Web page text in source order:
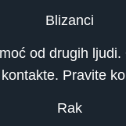
Blizanci
od drugih ljudi.
Pravite
Rak